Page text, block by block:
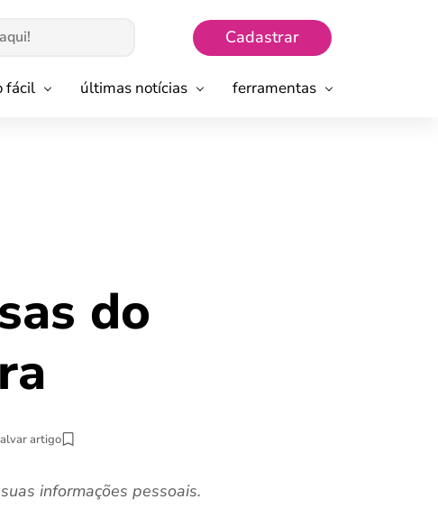
Cadastrar
fácil últimas notícias ferramentas
do
artigo
informações pessoais.